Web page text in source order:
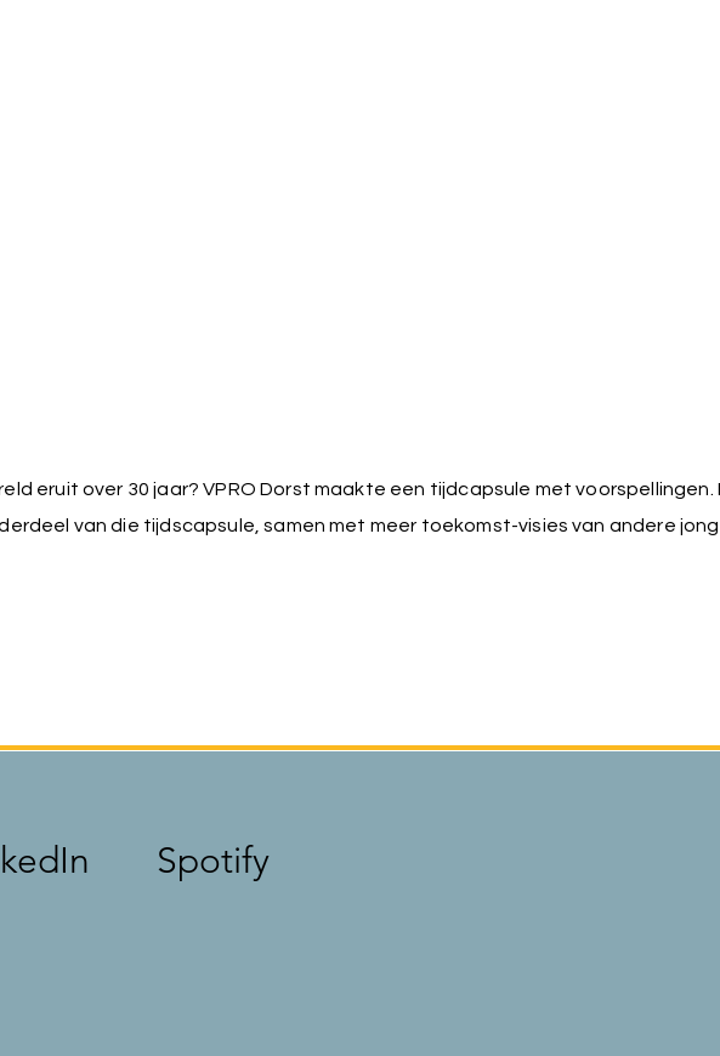
eruit over 30 jaar? VPRO Dorst maakte een tijdcapsule met voorspellingen.
van die tijdscapsule, samen met meer toekomst-visies van andere
Spotify